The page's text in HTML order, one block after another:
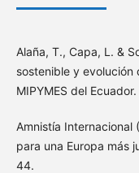
Alaña, T., Capa, L. &
sostenible y evolución
MIPYMES del
Amnistía Internacional
para una Europa más
44.